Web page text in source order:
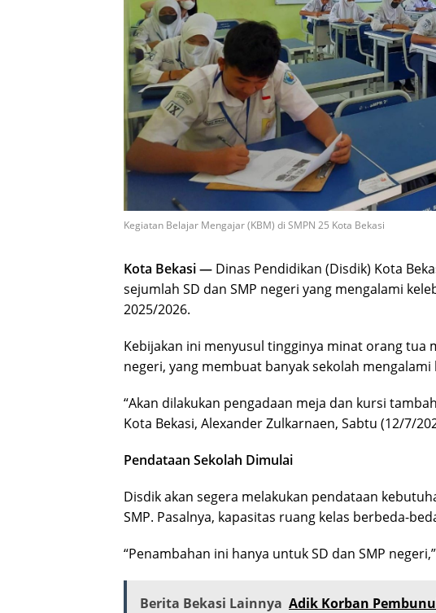
Kegiatan Belajar Mengajar (KBM) di SMPN 25 Kota Bekasi
Kota Bekasi — Dinas Pendidikan (Disdik) Kota
sejumlah SD dan SMP negeri yang mengalami
2025/2026.
Kebijakan ini menyusul tingginya minat orang tua
negeri, yang membuat banyak sekolah
“Akan dilakukan pengadaan meja dan kursi
Kota Bekasi, Alexander Zulkarnaen, Sabtu (12/7/
Pendataan Sekolah Dimulai
Disdik akan segera melakukan pendataan
SMP. Pasalnya, kapasitas ruang kelas berbeda-
“Penambahan ini hanya untuk SD dan SMP
Berita Bekasi Lainnya Adik Korban